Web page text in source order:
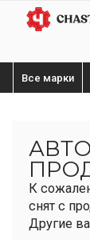
Все марки
К
снят с
Другие